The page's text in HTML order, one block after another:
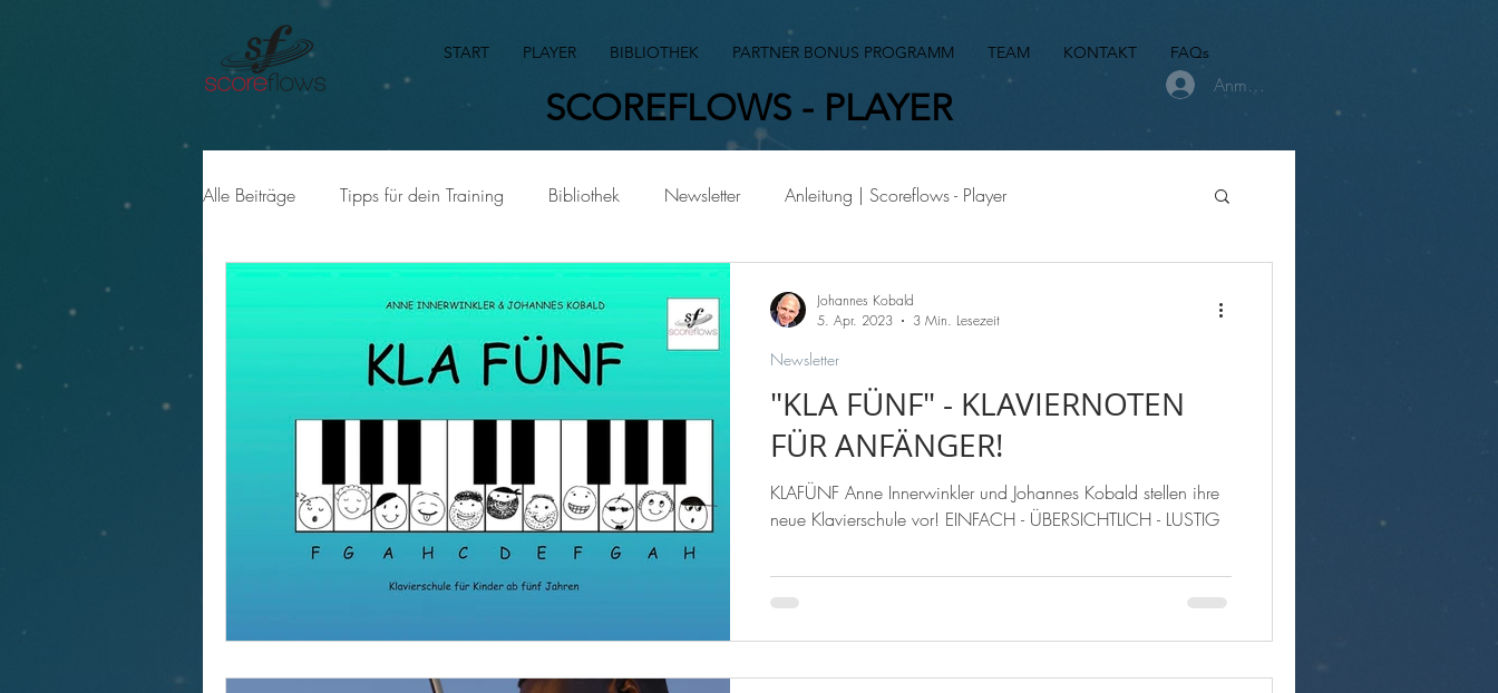
START PLAYER BIBLIOTHEK PARTNER BONUS PROGRAMM TEAM KONTAKT FAQs
SCOREFLOWS - PLAYER
Anmelden
Alle Beiträge Tipps für dein Training Bibliothek Newsletter Anleitung | Scoreflows - Player
Instrumente | Scoreflows - Player Komponisten im Scoreflows - Player
Einzelwerke im Scoreflows - Player
"KLA FÜNF" - KLAVIERNOTEN
FÜR ANFÄNGER!
KLAFÜNF Anne Innerwinkler und Johannes Kobald stellen ihre
neue Klavierschule vor! EINFACH - ÜBERSICHTLICH - LUSTIG
Newsletter
Johannes Kobald
5. Apr. 2023
3 Min. Lesezeit